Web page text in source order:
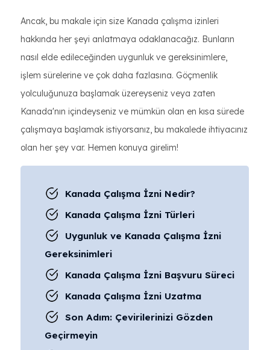
Ancak, bu makale için size Kanada çalışma izinleri
hakkında her şeyi anlatmaya odaklanacağız. Bunların
nasıl elde edileceğinden uygunluk ve gereksinimlere,
işlem sürelerine ve çok daha fazlasına. Göçmenlik
yolculuğunuza başlamak üzereyseniz veya zaten
Kanada'nın içindeyseniz ve mümkün olan en kısa sürede
çalışmaya başlamak istiyorsanız, bu makalede ihtiyacınız
olan her şey var. Hemen konuya girelim!
Kanada Çalışma İzni Nedir?
Kanada Çalışma İzni Türleri
Uygunluk ve Kanada Çalışma İzni
Gereksinimleri
Kanada Çalışma İzni Başvuru Süreci
Kanada Çalışma İzni Uzatma
Son Adım: Çevirilerinizi Gözden
Geçirmeyin